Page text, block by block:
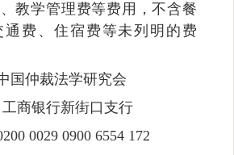
教学管理费等费用，不含餐
通费、住宿费等未列明的费
国仲裁法学研究会
商银行新街口支行
0029 0900 6554 172